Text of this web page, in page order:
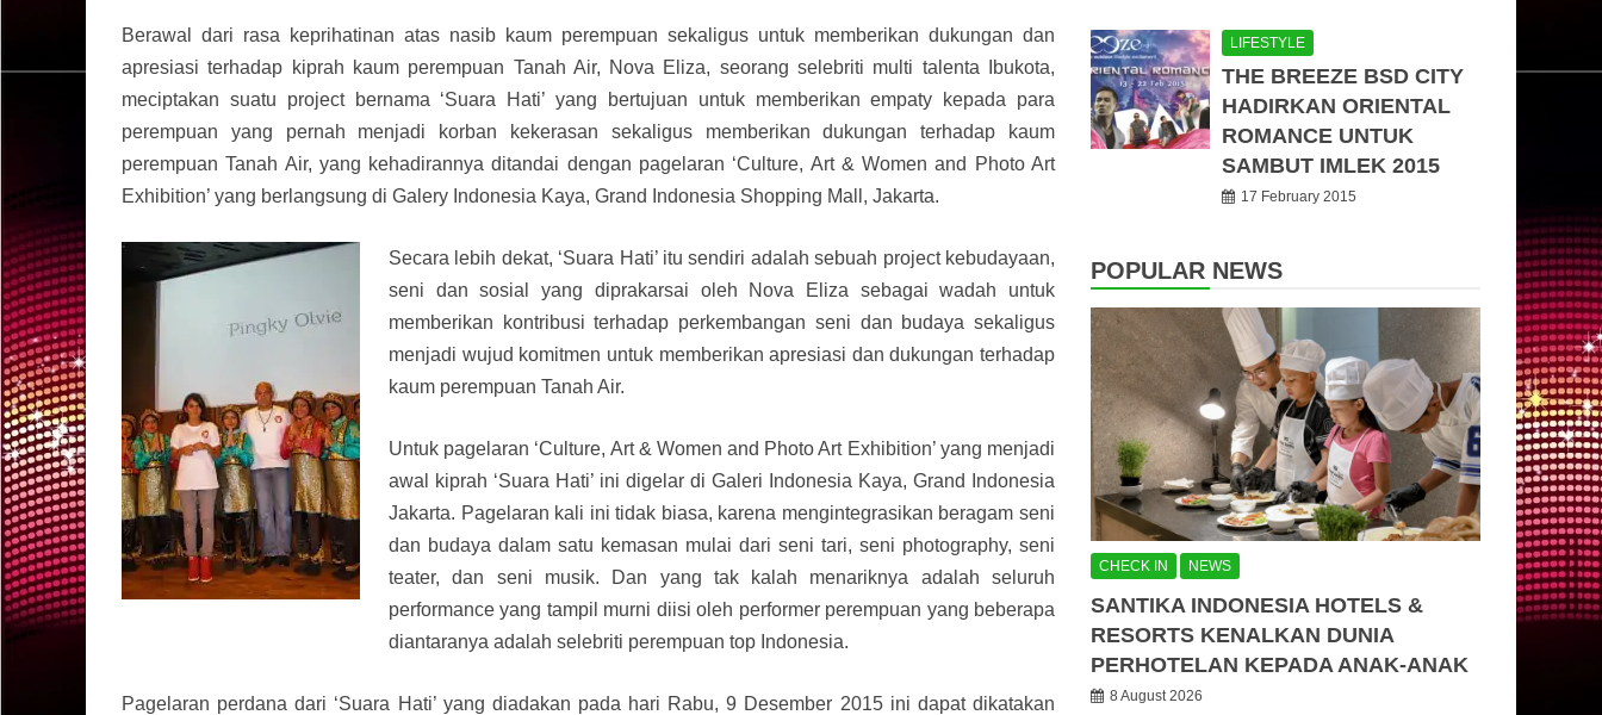
Berawal dari rasa keprihatinan atas nasib kaum perempuan sekaligus untuk memberikan dukungan dan
apresiasi terhadap kiprah kaum perempuan Tanah Air, Nova Eliza, seorang selebriti multi talenta Ibukota,
meciptakan suatu project bernama ‘Suara Hati’ yang bertujuan untuk memberikan empaty kepada para
perempuan yang pernah menjadi korban kekerasan sekaligus memberikan dukungan terhadap kaum
perempuan Tanah Air, yang kehadirannya ditandai dengan pagelaran ‘Culture, Art & Women and Photo Art
Exhibition’ yang berlangsung di Galery Indonesia Kaya, Grand Indonesia Shopping Mall, Jakarta.
Secara lebih dekat, ‘Suara Hati’ itu sendiri adalah sebuah project kebudayaan,
seni dan sosial yang diprakarsai oleh Nova Eliza sebagai wadah untuk
memberikan kontribusi terhadap perkembangan seni dan budaya sekaligus
menjadi wujud komitmen untuk memberikan apresiasi dan dukungan terhadap
kaum perempuan Tanah Air.
Untuk pagelaran ‘Culture, Art & Women and Photo Art Exhibition’ yang menjadi
awal kiprah ‘Suara Hati’ ini digelar di Galeri Indonesia Kaya, Grand Indonesia
Jakarta. Pagelaran kali ini tidak biasa, karena mengintegrasikan beragam seni
dan budaya dalam satu kemasan mulai dari seni tari, seni photography, seni
teater, dan seni musik. Dan yang tak kalah menariknya adalah seluruh
performance yang tampil murni diisi oleh performer perempuan yang beberapa
diantaranya adalah selebriti perempuan top Indonesia.
Pagelaran perdana dari ‘Suara Hati’ yang diadakan pada hari Rabu, 9 Desember 2015 ini dapat dikatakan
LIFESTYLE
THE BREEZE BSD CITY
HADIRKAN ORIENTAL
ROMANCE UNTUK
SAMBUT IMLEK 2015
17 February 2015
POPULAR NEWS
CHECK IN NEWS
SANTIKA INDONESIA HOTELS &
RESORTS KENALKAN DUNIA
PERHOTELAN KEPADA ANAK-ANAK
8 August 2026